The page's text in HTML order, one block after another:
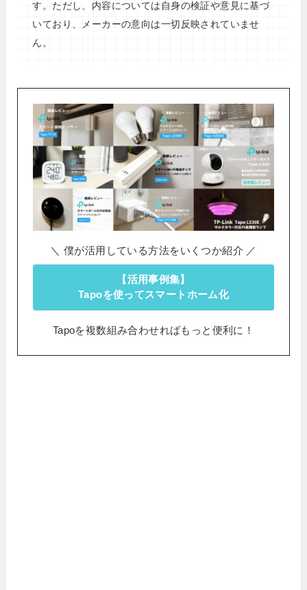
す。ただし、内容については自身の検証や意見に基づ
いており、メーカーの意向は一切反映されていませ
ん。
＼ 僕が活用している方法をいくつか紹介 ／
【活用事例集】
Tapoを使ってスマートホーム化
Tapoを複数組み合わせればもっと便利に！